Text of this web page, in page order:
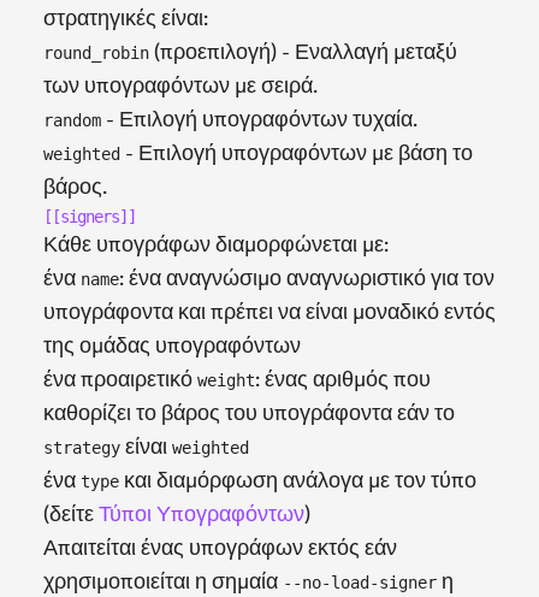
στρατηγικές είναι:
round_robin (προεπιλογή) - Εναλλαγή μεταξύ
των υπογραφόντων με σειρά.
random - Επιλογή υπογραφόντων τυχαία.
weighted - Επιλογή υπογραφόντων με βάση το
βάρος.
[[signers]]
Κάθε υπογράφων διαμορφώνεται με:
ένα name: ένα αναγνώσιμο αναγνωριστικό για τον
υπογράφοντα και πρέπει να είναι μοναδικό εντός
της ομάδας υπογραφόντων
ένα προαιρετικό weight: ένας αριθμός που
καθορίζει το βάρος του υπογράφοντα εάν το
strategy είναι weighted
ένα type και διαμόρφωση ανάλογα με τον τύπο
(δείτεΤύποι Υπογραφόντων)
Απαιτείται ένας υπογράφων εκτός εάν
χρησιμοποιείται η σημαία --no-load-signer η